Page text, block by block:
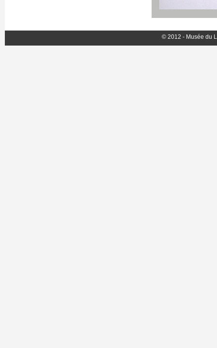
© 2012 - Musée du